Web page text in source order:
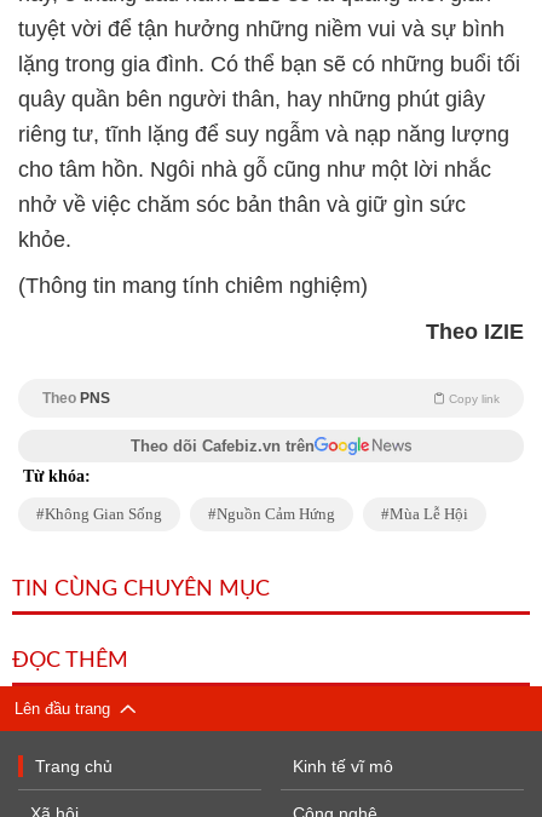
tuyệt vời để tận hưởng những niềm vui và sự bình
lặng trong gia đình. Có thể bạn sẽ có những buổi tối
quây quần bên người thân, hay những phút giây
riêng tư, tĩnh lặng để suy ngẫm và nạp năng lượng
cho tâm hồn. Ngôi nhà gỗ cũng như một lời nhắc
nhở về việc chăm sóc bản thân và giữ gìn sức
khỏe.
(Thông tin mang tính chiêm nghiệm)
Theo IZIE
Theo PNS Copy link
Theo dõi Cafebiz.vn trên
Từ khóa:
Không Gian Sống Nguồn Cảm Hứng Mùa Lễ Hội
TIN CÙNG CHUYÊN MỤC
ĐỌC THÊM
Lên đầu trang
Trang chủ Kinh tế vĩ mô